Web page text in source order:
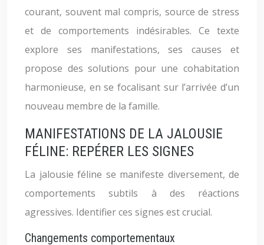
courant, souvent mal compris, source de stress
et de comportements indésirables. Ce texte
explore ses manifestations, ses causes et
propose des solutions pour une cohabitation
harmonieuse, en se focalisant sur l’arrivée d’un
nouveau membre de la famille.
MANIFESTATIONS DE LA JALOUSIE
FÉLINE: REPÉRER LES SIGNES
La jalousie féline se manifeste diversement, de
comportements subtils à des réactions
agressives. Identifier ces signes est crucial.
Changements comportementaux